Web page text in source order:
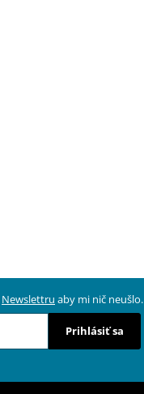
Newslettru aby mi nič neušlo.
Prihlásiť sa